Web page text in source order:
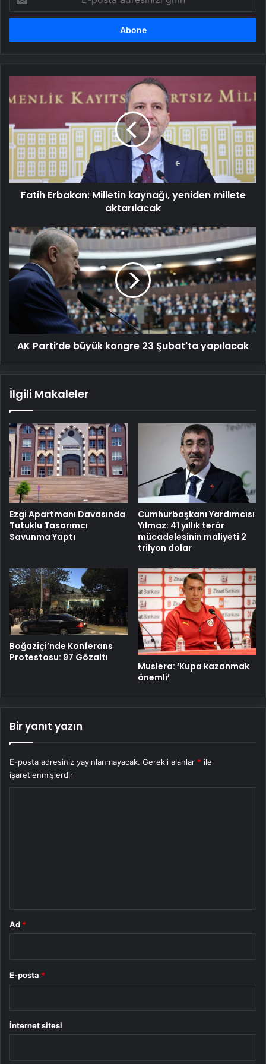
posta
adresinizi
Erbakan:
Milletin
yeniden
millete
aktarılacak
Fatih Erbakan: Milletin kaynağı, yeniden millete
aktarılacak
AK
Parti’de
büyük
kongre
23
Şubat'ta
yapılacak
AK Parti’de büyük kongre 23 Şubat'ta yapılacak
İlgili Makaleler
Ezgi Apartmanı Davasında
Tutuklu Tasarımcı
Savunma Yaptı
Cumhurbaşkanı Yardımcısı
Yılmaz: 41 yıllık terör
mücadelesinin maliyeti 2
trilyon dolar
Boğaziçi’nde Konferans
Protestosu: 97 Gözaltı
Muslera: ‘Kupa kazanmak
önemli’
Bir yanıt yazın
E-posta adresiniz yayınlanmayacak. Gerekli alanlar * ile
işaretlenmişlerdir
Ad *
E-posta *
İnternet sitesi